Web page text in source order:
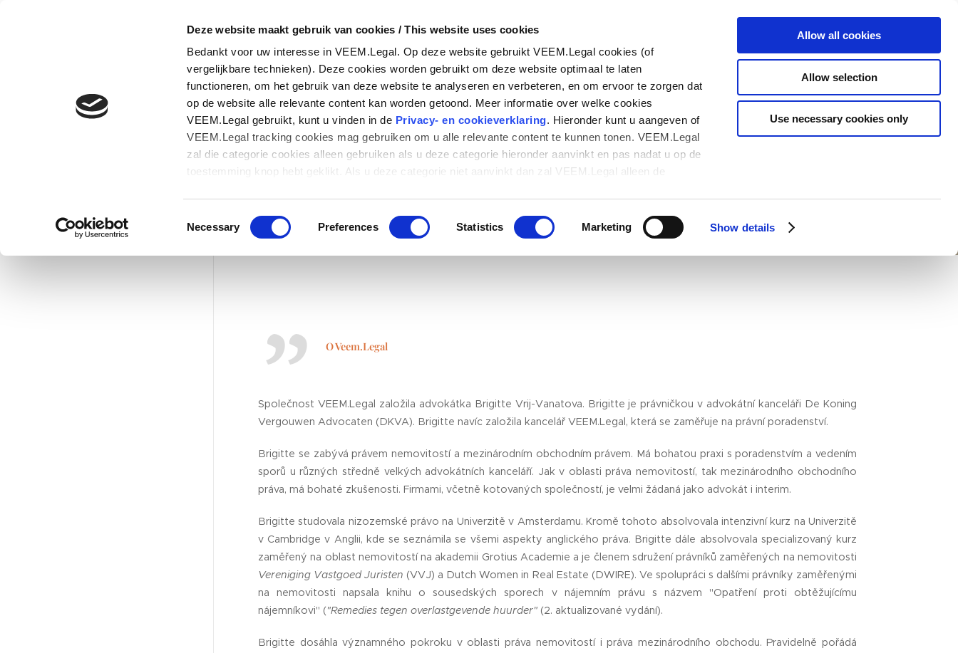
Deze website maakt gebruik van cookies / This website uses cookies
Bedankt voor uw interesse in VEEM.Legal. Op deze website gebruikt VEEM.Legal cookies (of
vergelijkbare technieken). Deze cookies worden gebruikt om deze website optimaal te laten
functioneren, om het gebruik van deze website te analyseren en verbeteren, en om ervoor te zorgen dat
op de website alle relevante content kan worden getoond. Meer informatie over welke cookies
VEEM.Legal gebruikt, kunt u vinden in de Privacy- en cookieverklaring. Hieronder kunt u aangeven of
VEEM.Legal tracking cookies mag gebruiken om u alle relevante content te kunnen tonen. VEEM.Legal
zal die categorie cookies alleen gebruiken als u deze categorie hieronder aanvinkt en pas nadat u op de
toestemming knop hebt geklikt. Als u deze categorie niet aanvinkt dan zal VEEM.Legal alleen de
Thank you for your interest in VEEM.Legal. VEEM.Legal uses cookies (or similar techniques) on this
website. These cookies are used to make the website function optimally, to analyse and improve the
you have clicked the permission button. If you do not click this category, VEEM.Legal will only place the
cookies that are necessary for this website to function and to analyse the data in a privacy-friendly
Selection
Necessary Preferences Statistics Marketing Show details
Allow all cookies
Allow selection
Use necessary cookies only
Sedíte v klidu s Vaším případem?
O Veem.Legal
Společnost VEEM.Legal založila advokátka Brigitte Vrij-Vanatova. Brigitte je právničkou v advokátní kanceláři De Koning
Vergouwen Advocaten (DKVA). Brigitte navíc založila kancelář VEEM.Legal, která se zaměřuje na právní poradenství.
Brigitte se zabývá právem nemovitostí a mezinárodním obchodním právem. Má bohatou praxi s poradenstvím a vedením
sporů u různých středně velkých advokátních kanceláří. Jak v oblasti práva nemovitostí, tak mezinárodního obchodního
práva, má bohaté zkušenosti. Firmami, včetně kotovaných společností, je velmi žádaná jako advokát i interim.
Brigitte studovala nizozemské právo na Univerzitě v Amsterdamu. Kromě tohoto absolvovala intenzivní kurz na Univerzitě
v Cambridge v Anglii, kde se seznámila se všemi aspekty anglického práva. Brigitte dále absolvovala specializovaný kurz
zaměřený na oblast nemovitostí na akademii Grotius Academie a je členem sdružení právníků zaměřených na nemovitosti
Vereniging Vastgoed Juristen (VVJ) a Dutch Women in Real Estate (DWIRE). Ve spolupráci s dalšími právníky zaměřenými
na nemovitosti napsala knihu o sousedských sporech v nájemním právu s názvem "Opatření proti obtěžujícímu
nájemníkovi" ("Remedies tegen overlastgevende huurder" (2. aktualizované vydání).
Brigitte dosáhla významného pokroku v oblasti práva nemovitostí i práva mezinárodního obchodu. Pravidelně pořádá